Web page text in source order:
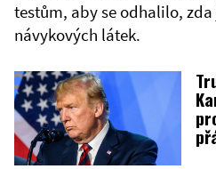
testům, aby se odhalilo,
návykových látek.